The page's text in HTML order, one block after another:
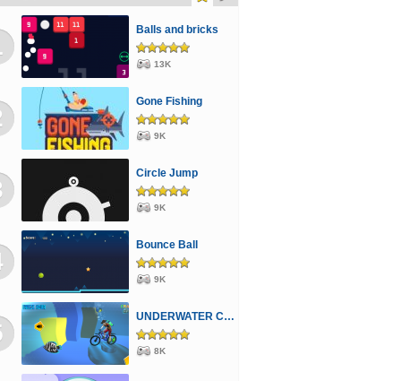
Puzzle
Balls and bricks
13K
Gone Fishing
9K
Circle Jump
9K
Bounce Ball
9K
UNDERWATER CYCLING
8K